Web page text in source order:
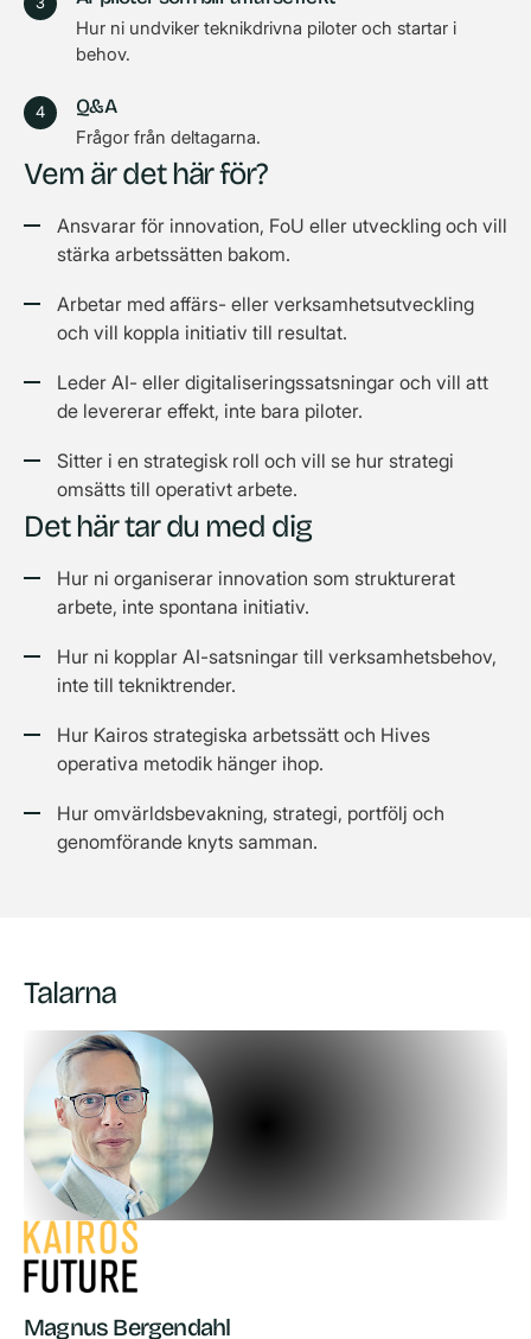
Hur ni undviker teknikdrivna piloter och startar i
behov.
Q&A
Frågor från deltagarna.
Vem är det här för?
Ansvarar för innovation, FoU eller utveckling och vill
stärka arbetssätten bakom.
Arbetar med affärs- eller verksamhetsutveckling
och vill koppla initiativ till resultat.
Leder AI- eller digitaliseringssatsningar och vill att
de levererar effekt, inte bara piloter.
Sitter i en strategisk roll och vill se hur strategi
omsätts till operativt arbete.
Det här tar du med dig
Hur ni organiserar innovation som strukturerat
arbete, inte spontana initiativ.
Hur ni kopplar AI-satsningar till verksamhetsbehov,
inte till tekniktrender.
Hur Kairos strategiska arbetssätt och Hives
operativa metodik hänger ihop.
Hur omvärldsbevakning, strategi, portfölj och
genomförande knyts samman.
Talarna
Magnus Bergendahl